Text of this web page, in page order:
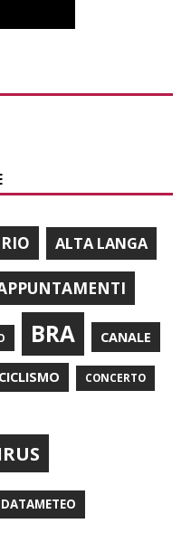
ALTA LANGA
BRA CANALE
CICLISMO CONCERTO
DATAMETEO